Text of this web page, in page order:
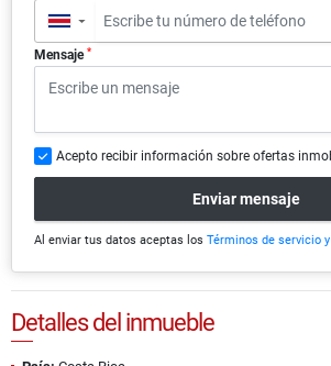
▼
Mensaje *
Acepto recibir información sobre ofertas
Enviar mensaje
Al enviar tus datos aceptas los Términos de servicio
Detalles del inmueble